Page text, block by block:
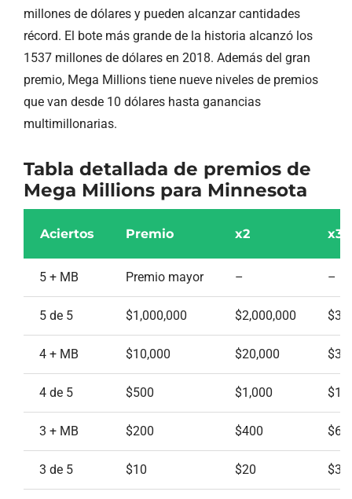
millones de dólares y pueden alcanzar cantidades
récord. El bote más grande de la historia alcanzó los
1537 millones de dólares en 2018. Además del gran
premio, Mega Millions tiene nueve niveles de premios
que van desde 10 dólares hasta ganancias
multimillonarias.
Tabla detallada de premios de
Mega Millions para Minnesota
Aciertos Premio x2 x3
5 + MB Premio mayor – –
5 de 5 $1,000,000 $2,000,000
4 + MB $10,000 $20,000
4 de 5 $500 $1,000
3 + MB $200 $400
3 de 5 $10 $20 $30